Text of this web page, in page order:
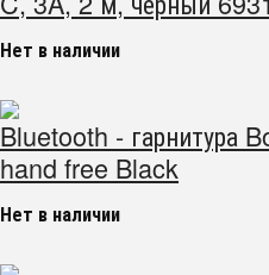
Нет в наличии
Bluetooth - гарнитура
hand free Black
Нет в наличии